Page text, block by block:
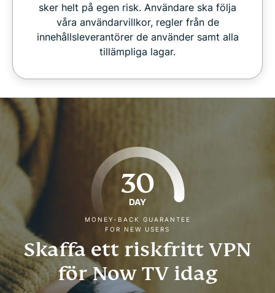
sker helt på egen risk. Användare ska följa
våra användarvillkor, regler från de
innehållsleverantörer de använder samt alla
tillämpliga lagar.
30
DAY
MONEY-BACK GUARANTEE
FOR NEW USERS
Skaffa ett riskfritt VPN
för Now TV idag